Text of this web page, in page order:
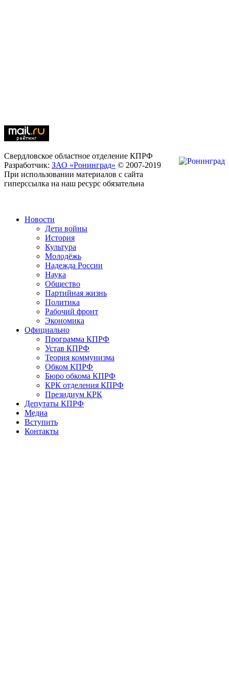
Свердловское областное отделение КПРФ
Разработчик: ЗАО «Ронинград» © 2007-2019
При использовании материалов с сайта
гиперссылка на наш ресурс обязательна
Новости
Дети войны
История
Культура
Молодёжь
Надежда России
Наука
Общество
Партийная жизнь
Политика
Рабочий фронт
Экономика
Официально
Программа КПРФ
Устав КПРФ
Теория коммунизма
Обком КПРФ
Бюро обкома КПРФ
КРК отделения КПРФ
Президиум КРК
Депутаты КПРФ
Медиа
Вступить
Контакты